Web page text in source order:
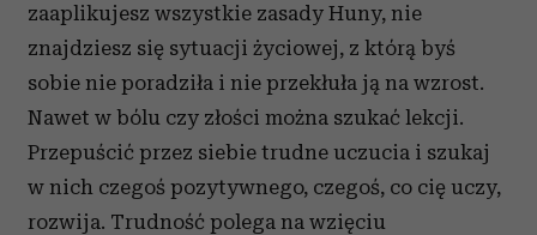
zaaplikujesz wszystkie zasady Huny, nie
znajdziesz się sytuacji życiowej, z którą byś
sobie nie poradziła i nie przekłuła ją na wzrost.
Nawet w bólu czy złości można szukać lekcji.
Przepuścić przez siebie trudne uczucia i szukaj
w nich czegoś pozytywnego, czegoś, co cię uczy,
rozwija. Trudność polega na wzięciu